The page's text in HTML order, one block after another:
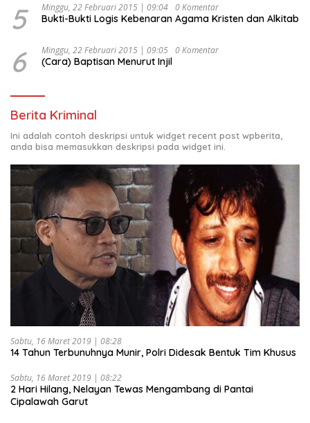
5 Minggu, 22 Februari 2015 | 09:04 0 Komentar
Bukti-Bukti Logis Kebenaran Agama Kristen dan Alkitab
6 Minggu, 22 Februari 2015 | 09:05 0 Komentar
(Cara) Baptisan Menurut Injil
Berita Kriminal
Ini adalah contoh deskripsi untuk widget recent post wpberita,
anda bisa memasukkan deskripsi pada widget ini.
Sabtu, 16 Maret 2019 | 08:28
14 Tahun Terbunuhnya Munir, Polri Didesak Bentuk Tim Khusus
Sabtu, 16 Maret 2019 | 08:22
2 Hari Hilang, Nelayan Tewas Mengambang di Pantai
Cipalawah Garut